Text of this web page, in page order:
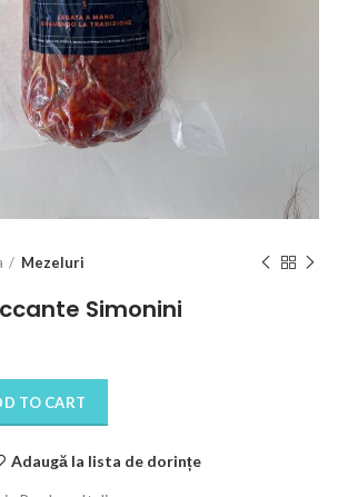
Mezeluri
Simonini
TO CART
Adaugă la lista de dorințe